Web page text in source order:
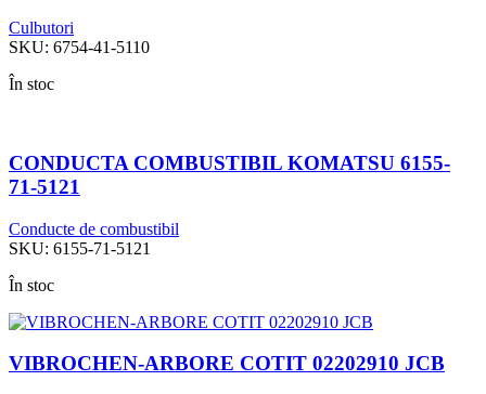
Culbutori
SKU: 6754-41-5110
În stoc
CONDUCTA COMBUSTIBIL KOMATSU 6155-
71-5121
Conducte de combustibil
SKU: 6155-71-5121
În stoc
VIBROCHEN-ARBORE COTIT 02202910 JCB